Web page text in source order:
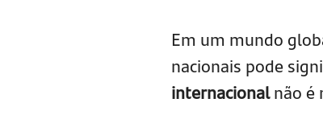
Em um mundo
nacionais pode
internacionalnão é